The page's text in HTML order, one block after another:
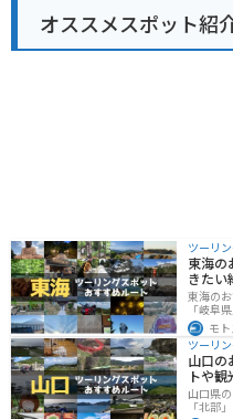
がでしょうか。 黒部市は、黒部峡谷や宇奈
自然豊かな
Oくろべを
オススメスポット紹
ツーリ
東海の
きたい
東海の
「岐阜
光地紹
し、四
す。バ
ださい。
モ
ツーリ
山口の
トや
山口県
「北部